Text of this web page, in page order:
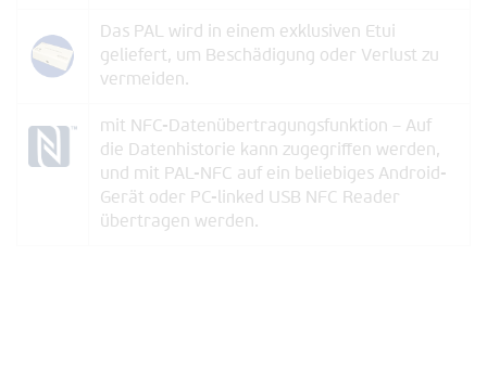
Das PAL wird in einem exklusiven Etui
geliefert, um Beschädigung oder Verlust zu
vermeiden.
mit NFC-Datenübertragungsfunktion – Auf
die Datenhistorie kann zugegriffen werden,
und mit PAL-NFC auf ein beliebiges Android-
Gerät oder PC-linked USB NFC Reader
übertragen werden.